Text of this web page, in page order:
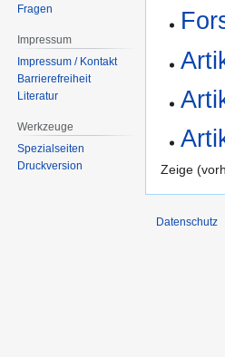
Zeige
Fragen
Impressum
Impressum / Kontakt
Barrierefreiheit
Literatur
Werkzeuge
Spezialseiten
Druckversion
Datenschutz